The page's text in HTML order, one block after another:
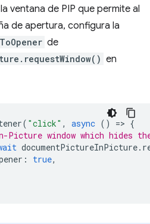
ventana de PIP que permite al
de apertura, configura la
de
en
( "click" , async () => {
Picture window which hides
documentPictureInPicture.
: true,